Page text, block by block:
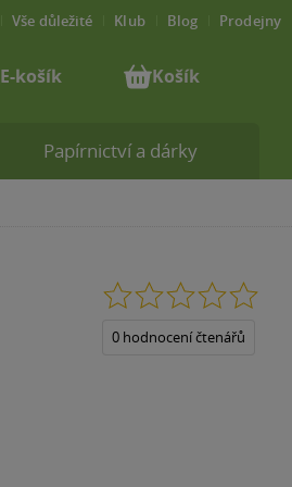
0.0
0 hodnocení čtenářů
Papírnictví a dárky
Vše důležité Klub Blog Prodejny
E-košík Košík